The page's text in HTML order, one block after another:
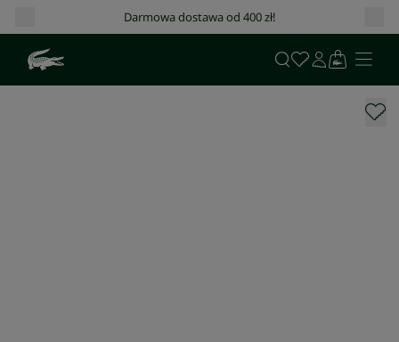
Darmowa dostawa od 400 zł!